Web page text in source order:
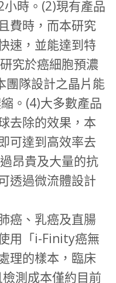
時。(2)現有產品
費時，而本研究
速，並能達到特
究於癌細胞預濃
團隊設計之晶片能
。(4)大多數產品
去除的效果，本
可達到高效率去
昂貴及大量的抗
透過微流體設計
癌、乳癌及直腸
用「i-Finity癌無
理的樣本，臨床
測成本僅約目前